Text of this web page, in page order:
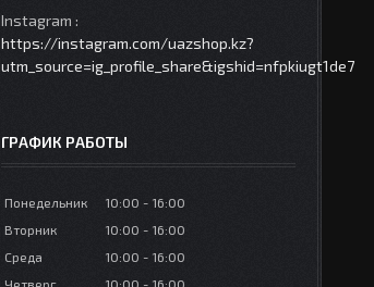
Instagram
https://instagram.com/uazshop.kz?
utm_source=ig_profile_share&igshid=nfpkiugt1de7
ГРАФИК РАБОТЫ
Понедельник 10:00
16:00
Вторник
10:00
16:00
Среда
10:00
16:00
Четверг
10:00
16:00